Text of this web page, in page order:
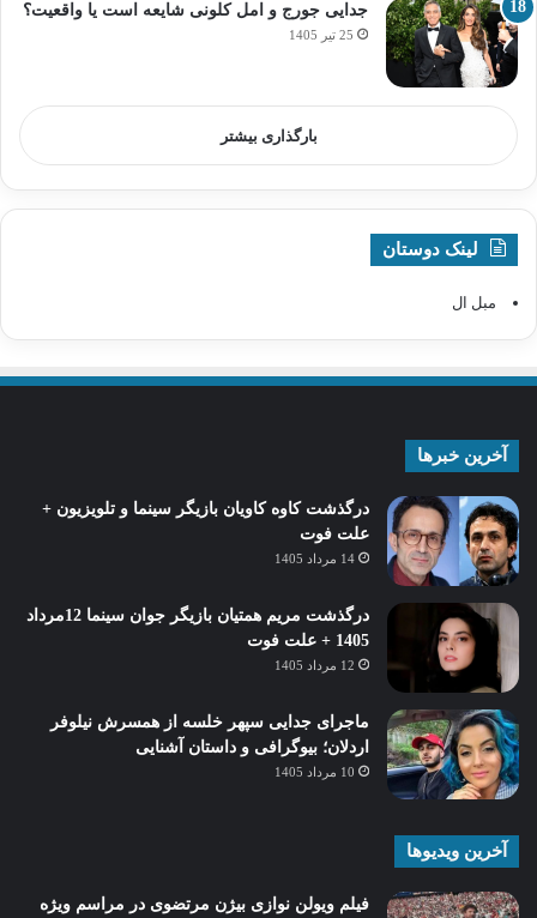
جدایی جورج و امل کلونی شایعه است یا واقعیت؟
25 تیر 1405
بارگذاری بیشتر
لینک دوستان
مبل ال
آخرین خبرها
درگذشت کاوه کاویان بازیگر سینما و تلویزیون +
علت فوت
14 مرداد 1405
درگذشت مریم همتیان بازیگر جوان سینما 12مرداد
1405 + علت فوت
12 مرداد 1405
ماجرای جدایی سپهر خلسه از همسرش نیلوفر
اردلان؛ بیوگرافی و داستان آشنایی
10 مرداد 1405
آخرین ویدیوها
فیلم ویولن نوازی بیژن مرتضوی در مراسم ویژه